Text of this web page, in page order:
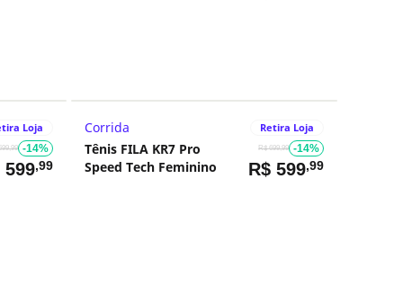
Loja
-14%
599,99
Corrida Retira Loja
Tênis FILA KR7 Pro
Speed Tech Feminino
R$ 699,99 -14%
R$599,99